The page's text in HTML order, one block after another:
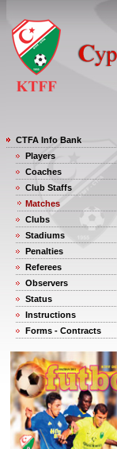
CTFA Info Bank
Players
Coaches
Club Staffs
Matches
Clubs
Stadiums
Penalties
Referees
Observers
Status
Instructions
Forms - Contracts